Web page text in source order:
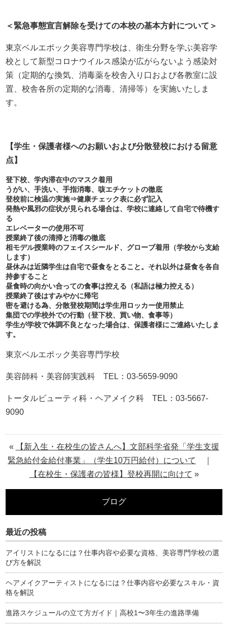
＜緊急事態宣言解除を受けての本校の基本方針について＞
東京ベルエポック美容専門学校は、衛生分野を学ぶ美容学
校として新型コロナウイルス感染が広がらないよう感染対
策（定期的な換気、消毒薬を校舎入り口および各教室に設
置、校舎各所の定期的な消毒、清掃等）を実施いたしま
す。
【学生・保護者様へのお願いおよび分散登校における留意
点】
登下校、学内滞在中のマスク着用
うがい、手洗い、手指消毒、咳エチケットの徹底
登校前に検温の実施⇒健康チェック表に必ず記入
発熱や風邪の症状が見られる場合は、学校に連絡して自宅で待機す
る
エレベーターの使用不可
授業終了後の清掃と消毒の徹底
相モデル授業時のフェイスシールド、グローブ着用（学校から支給
します）
昼休みは近隣学生は自宅で昼食をとること。それ以外は昼食を各自
持参すること
昼食時の向かい合っての食事は控える（私語は極力控える）
授業終了後はすみやかに帰宅
密を避ける為、分散登校期間は学生用ロッカー使用禁止
集団での学校外での行動（登下校、買い物、食事等）
学生が学校で体調不良となった場合は、保護者様にご連絡いたしま
す。
東京ベルエポック美容専門学校
美容師科・美容師実践科 TEL：03-5659-9090
トータルビューティ科・ヘアメイク科 TEL：03-5667-
9090
«
【新入生・在校生の皆さんへ】文部科学省発「学生支援
緊急給付金給付事業」（学生10万円給付）について
【在校生・保護者の皆様】登校再開に向けて »
ブログ
最近の投稿
アイリストになるには？仕事内容や必要な資格、美容専門学校の選
び方を解説
ヘアメイクアーティストになるには？仕事内容や必要なスキル・資
格を解説
進路スケジュールの立て方ガイド｜高校1〜3年生の進路準備